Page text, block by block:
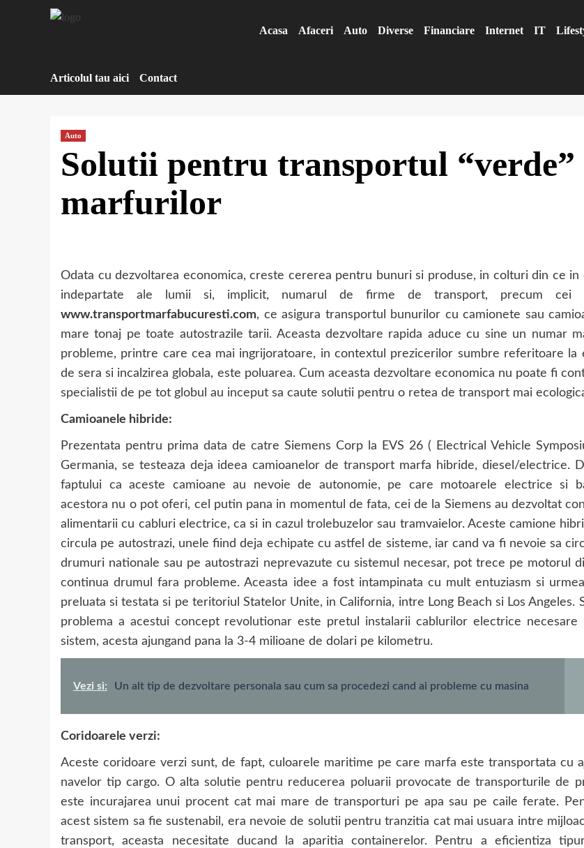
Acasa Afaceri Auto Diverse Financiare Internet IT
Articolul tau aici Contact
Auto
Solutii pentru transportul “verde”
marfurilor
Odata cu dezvoltarea economica, creste cererea pentru bunuri si produse, in colturi din ce in
indepartate ale lumii si, implicit, numarul de firme de transport, precum cei
www.transportmarfabucuresti.com, ce asigura transportul bunurilor cu camionete sau
mare tonaj pe toate autostrazile tarii. Aceasta dezvoltare rapida aduce cu sine un numar
probleme, printre care cea mai ingrijoratoare, in contextul prezicerilor sumbre referitoare la
de sera si incalzirea globala, este poluarea. Cum aceasta dezvoltare economica nu poate fi
specialistii de pe tot globul au inceput sa caute solutii pentru o retea de transport mai
Camioanele hibride:
Prezentata pentru prima data de catre Siemens Corp la EVS 26 ( Electrical Vehicle
Germania, se testeaza deja ideea camioanelor de transport marfa hibride, diesel/electrice.
faptului ca aceste camioane au nevoie de autonomie, pe care motoarele electrice si
acestora nu o pot oferi, cel putin pana in momentul de fata, cei de la Siemens au dezvoltat
alimentarii cu cabluri electrice, ca si in cazul trolebuzelor sau tramvaielor. Aceste camione
circula pe autostrazi, unele fiind deja echipate cu astfel de sisteme, iar cand va fi nevoie sa
drumuri nationale sau pe autostrazi neprevazute cu sistemul necesar, pot trece pe motorul
continua drumul fara probleme. Aceasta idee a fost intampinata cu mult entuziasm si
preluata si testata si pe teritoriul Statelor Unite, in California, intre Long Beach si Los Angeles.
problema a acestui concept revolutionar este pretul instalarii cablurilor electrice necesare
sistem, acesta ajungand pana la 3-4 milioane de dolari pe kilometru.
Vezi si: Un alt tip de dezvoltare personala sau cum sa procedezi cand ai probleme cu masina
Coridoarele verzi:
Aceste coridoare verzi sunt, de fapt, culoarele maritime pe care marfa este transportata cu
navelor tip cargo. O alta solutie pentru reducerea poluarii provocate de transporturile de
este incurajarea unui procent cat mai mare de transporturi pe apa sau pe caile ferate.
acest sistem sa fie sustenabil, era nevoie de solutii pentru tranzitia cat mai usuara intre
transport, aceasta necesitate ducand la aparitia containerelor. Pentru a eficientiza